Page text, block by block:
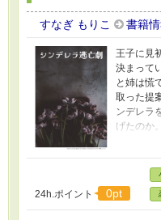
すなぎ もりこ 書籍
王子に見
決まって
と姉は慌
取った提
ンデレラ
げたのか
と秘密と
24h.ポイント 0pt